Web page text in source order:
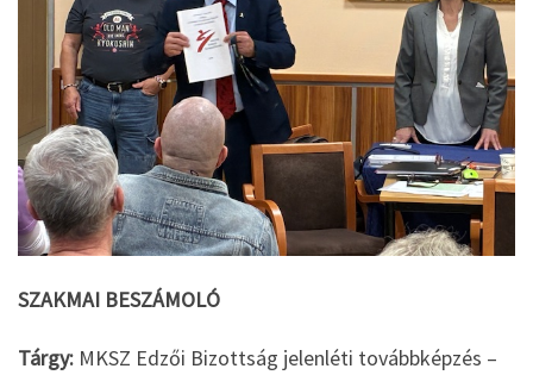
SZAKMAI BESZÁMOLÓ
Tárgy: MKSZ Edzői Bizottság jelenléti továbbképzés –